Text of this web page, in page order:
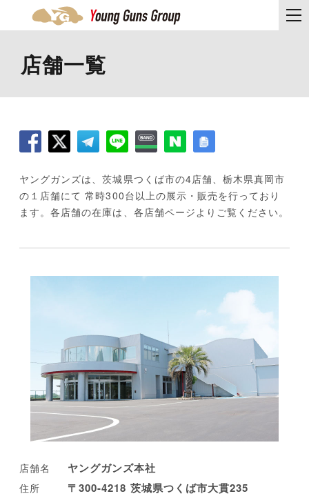
店舗一覧
ヤングガンズは、茨城県つくば市の4店舗、栃木県真岡市
の１店舗にて 常時300台以上の展示・販売を行っており
ます。各店舗の在庫は、各店舗ページよりご覧ください。
店舗名 ヤングガンズ本社
住所 〒300-4218 茨城県つくば市大貫235